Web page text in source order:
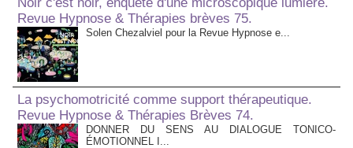
Revue Hypnose & Thérapies brèves 75.
Solen Chezalviel pour la Revue Hypnose e...
La psychomotricité comme support thérapeutique.
Revue Hypnose & Thérapies Brèves 74.
DONNER DU SENS AU DIALOGUE TONICO-
ÉMOTIONNEL I...